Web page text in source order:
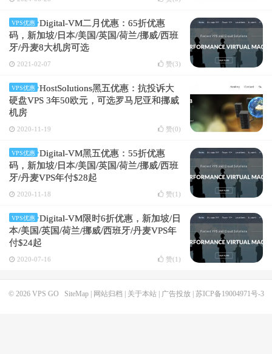
VPS优惠
Digital-VM二月优惠：65折优惠
码，新加坡/日本/美国/英国/荷兰/挪威/西班
牙/丹麦8大机房可选
2021-02-07 赞(3)
VPS优惠
HostSolutions黑五优惠：抗投诉大
硬盘VPS 3年50欧元，可选罗马尼亚和挪威
机房
2020-11-19 赞(0)
VPS优惠
Digital-VM黑五优惠：55折优惠
码，新加坡/日本/美国/英国/荷兰/挪威/西班
牙/丹麦VPS年付$28起
2020-11-18 赞(1 )
VPS优惠
Digital-VM限时6折优惠，新加坡/日
本/美国/英国/荷兰/挪威/西班牙/丹麦VPS年
付$24起
2020-07-16 赞(1 )
© 2026 VPS GO SiteMap| 网站归档 关于本站| 广告投放| 苏ICP备19004971号-3